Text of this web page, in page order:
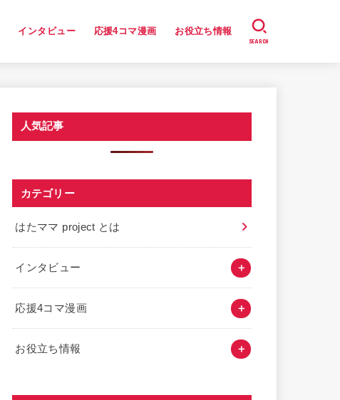
インタビュー 応援4コマ漫画 お役立ち情報
SEARCH
人気記事
カテゴリー
はたママ project とは
インタビュー
応援4コマ漫画
お役立ち情報